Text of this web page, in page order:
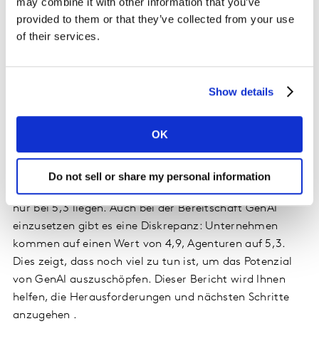
provided to them or that they’ve collected from your use
of their services.
Show details
OK
Do not sell or share my personal information
operativen Aufgaben auf strategische Initiativen zur
Markenentwicklung verlagert.
für die GenAI-Revolution gerüstet?
Unsere Untersuchung zeigt eine Diskrepanz zwischen
den erwarteten und den aktuellen Auswirkungen: Auf
einer Skala von 1 bis 10 wird das zukünftige Potenzial
mit 9,0 bewertet, während die aktuellen Auswirkungen
nur bei 5,3 liegen. Auch bei der Bereitschaft GenAI
einzusetzen gibt es eine Diskrepanz: Unternehmen
kommen auf einen Wert von 4,9, Agenturen auf 5,3.
Dies zeigt, dass noch viel zu tun ist, um das Potenzial
von GenAI auszuschöpfen. Dieser Bericht wird Ihnen
helfen, die Herausforderungen und nächsten Schritte
anzugehen .